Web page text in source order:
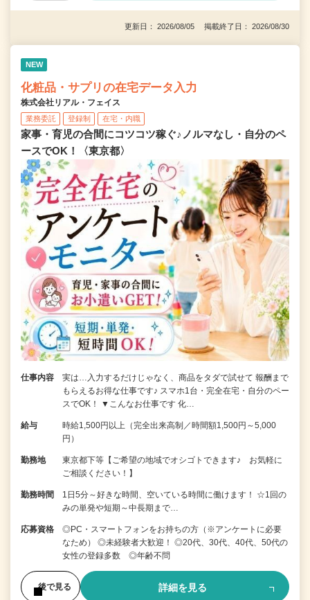
更新日： 2026/08/05 掲載終了日： 2026/08/30
NEW
化粧品・サプリの在宅データ入力
株式会社リアル・フェイス
業務委託 登録制 在宅・内職
家事・育児の合間にコツコツ稼ぐ♪ノルマなし・自分のペ
ースでOK！〈東京都〉
仕事内容
実は…入力するだけじゃなく、商品をタダで試せて 報酬まで
もらえるお得な仕事です♪ スマホ1台・完全在宅・自分のペー
スでOK！ ▼こんなお仕事です 化…
給与
時給1,500円以上（完全出来高制／時間額1,500円～5,000
円）
勤務地
東京都下等【ご希望の地域でオシゴトできます♪ お気軽に
ご相談ください！】
勤務時間
1日5分～好きな時間、空いている時間に働けます！ ☆1回の
みの単発や短期～中長期まで…
応募資格
◎PC・スマートフォンをお持ちの方（※アンケートに必要
なため） ◎未経験者大歓迎！ ◎20代、30代、40代、50代の
女性の登録多数 ◎年齢不問
後で見る 詳細を見る